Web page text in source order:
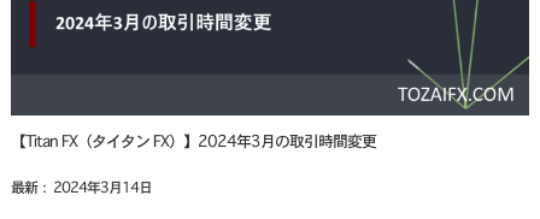
【Titan FX（タイタン FX）】2024年3月の取引時間変更
最新： 2024年3月14日